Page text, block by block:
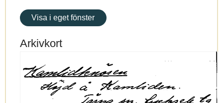
Visa i eget fönster
Arkivkort